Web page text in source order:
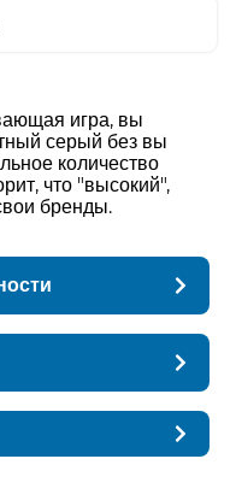
игра, вы
серый без вы
количество
что "высокий",
бренды.